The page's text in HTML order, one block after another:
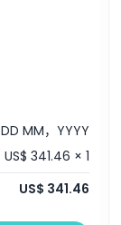
凯恩斯大堡礁
水，展现世
斯，您将欣赏
蔚蓝大海的全
、乌泊卢礁和
至鲸鱼等海洋
与美景但不想弄
及拍照机会。
生物及其作为联
还是重游，此次
感受世界自然
恩斯大堡礁
尽享珊瑚礁、
最佳观景和拍
美景点。
，乃至迁徙季
的历史、生态
DD MM，YYYY
US$ 341.46 × 1
US$ 341.46